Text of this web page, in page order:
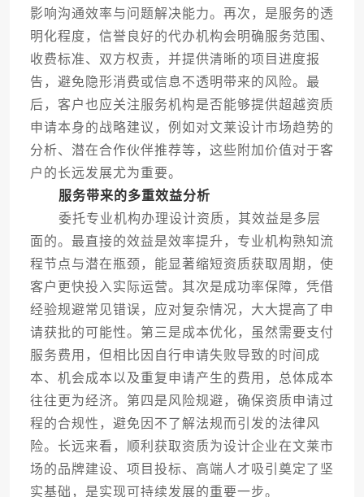
影响沟通效率与问题解决能力。再次，是服务的透
明化程度，信誉良好的代办机构会明确服务范围、
收费标准、双方权责，并提供清晰的项目进度报
告，避免隐形消费或信息不透明带来的风险。最
后，客户也应关注服务机构是否能够提供超越资质
申请本身的战略建议，例如对文莱设计市场趋势的
分析、潜在合作伙伴推荐等，这些附加价值对于客
户的长远发展尤为重要。
服务带来的多重效益分析
委托专业机构办理设计资质，其效益是多层
面的。最直接的效益是效率提升，专业机构熟知流
程节点与潜在瓶颈，能显著缩短资质获取周期，使
客户更快投入实际运营。其次是成功率保障，凭借
经验规避常见错误，应对复杂情况，大大提高了申
请获批的可能性。第三是成本优化，虽然需要支付
服务费用，但相比因自行申请失败导致的时间成
本、机会成本以及重复申请产生的费用，总体成本
往往更为经济。第四是风险规避，确保资质申请过
程的合规性，避免因不了解法规而引发的法律风
险。长远来看，顺利获取资质为设计企业在文莱市
场的品牌建设、项目投标、高端人才吸引奠定了坚
实基础，是实现可持续发展的重要一步。